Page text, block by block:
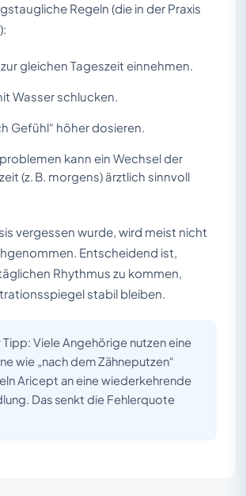
Regeln (die in der Praxis
gleichen Tageszeit einnehmen.
Wasser schlucken.
Gefühl“ höher dosieren.
kann ein Wechsel der
(z. B. morgens) ärztlich sinnvoll
vergessen wurde, wird meist nicht
Entscheidend ist,
Rhythmus zu kommen,
stabil bleiben.
Tipp: Viele Angehörige nutzen eine
wie „nach dem Zähneputzen“
Aricept an eine wiederkehrende
Das senkt die Fehlerquote